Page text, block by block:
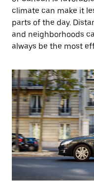
climate can make it
parts of the day.
and neighborhoods
always be the most